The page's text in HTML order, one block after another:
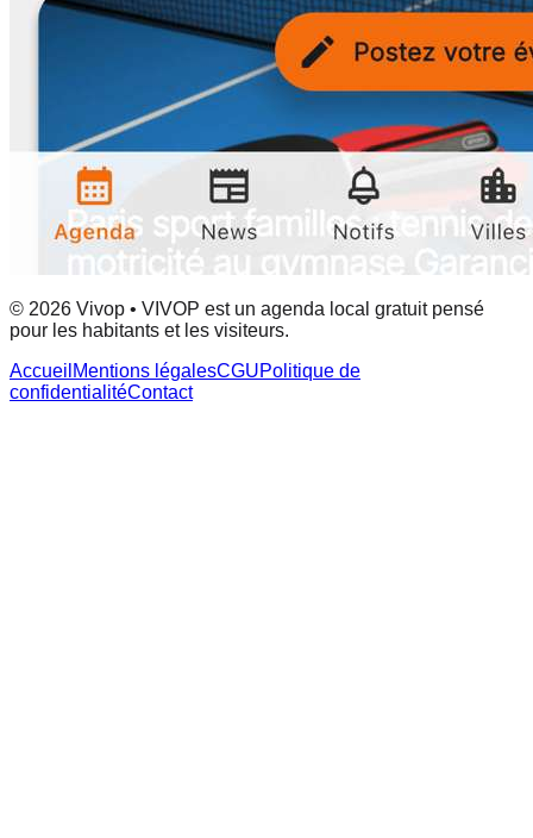
© 2026 Vivop • VIVOP est un agenda local gratuit pensé
pour les habitants et les visiteurs.
Accueil Mentions légalesCGUPolitique de
confidentialitéContact